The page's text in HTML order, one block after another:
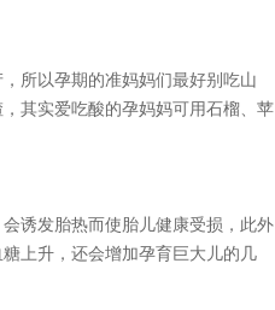
所以孕期的准妈妈们最好别吃山
其实爱吃酸的孕妈妈可用石榴、苹
诱发胎热而使胎儿健康受损，此外
上升，还会增加孕育巨大儿的几